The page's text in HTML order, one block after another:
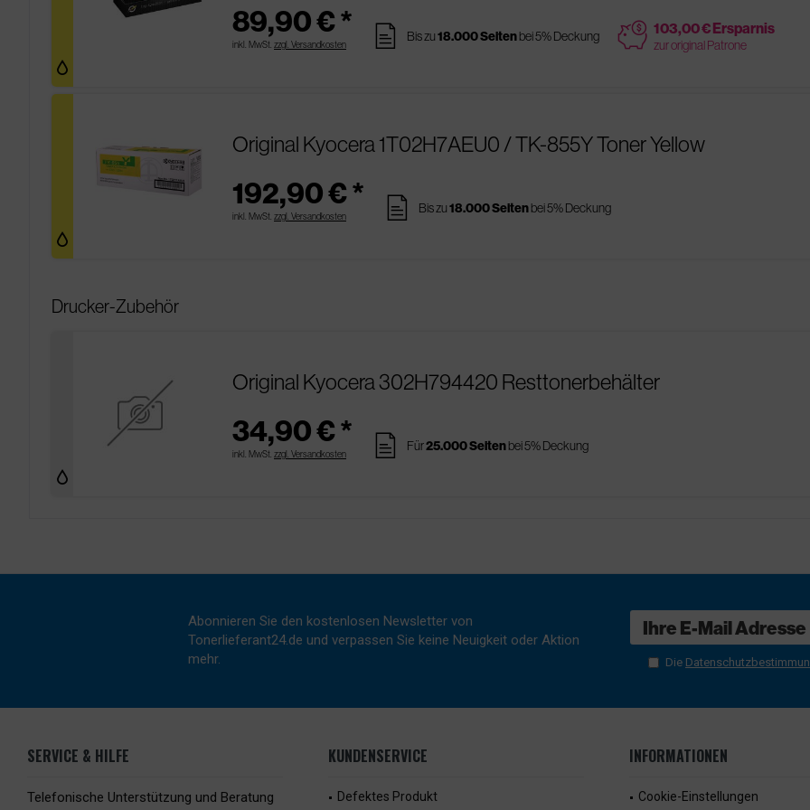
89,90 € *
inkl. MwSt. zzgl. Versandkosten pages Bis zu18.000 Seitenbei 5% Deckung price 103,00 € Ersparnis
zur original Patrone
Original Kyocera 1T02H7AEU0 / TK-855Y Toner Yellow
192,90 € *
inkl. MwSt. zzgl. Versandkosten pages Bis zu18.000 Seitenbei 5% Deckung
Drucker-Zubehör
Original Kyocera 302H794420 Resttonerbehälter
34,90 € *
inkl. MwSt. zzgl. Versandkosten pages Für25.000 Seitenbei 5% Deckung
Abonnieren Sie den kostenlosen Newsletter von
Tonerlieferant24.de und verpassen Sie keine Neuigkeit oder Aktion
mehr.
Die
SERVICE & HILFE
Telefonische Unterstützung und Beratung
KUNDENSERVICE
Defektes Produkt
INFORMATIONEN
Cookie-Einstellungen